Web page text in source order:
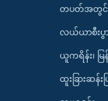
တပတ်အတွင်း
လယ်ယာစီးပွာ
ယူကရိန်း၊ မ
ထူးခြားဆန်း